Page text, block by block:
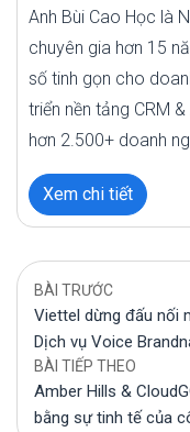
Anh Bùi Cao Học là
chuyên gia hơn 15
số tinh gọn cho
triển nền tảng CRM
hơn 2.500+ doanh
Xem chi tiết
BÀI TRƯỚC
Viettel dừng đấu nối
Dịch vụ Voice
BÀI TIẾP THEO
Amber Hills &
bằng sự tinh tế của